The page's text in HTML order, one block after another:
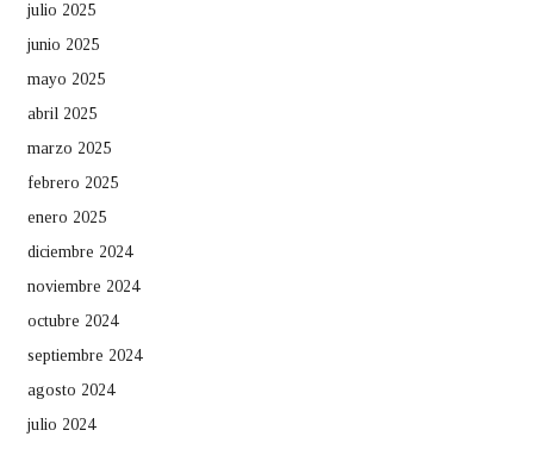
julio 2025
junio 2025
mayo 2025
abril 2025
marzo 2025
febrero 2025
enero 2025
diciembre 2024
noviembre 2024
octubre 2024
septiembre 2024
agosto 2024
julio 2024